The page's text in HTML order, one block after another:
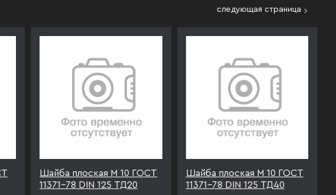
следующая страница
Шайба плоская М 10 ГОСТ
11371-78 DIN 125 ТД20
Шайба плоская М 10 ГОСТ
11371-78 DIN 125 ТД40